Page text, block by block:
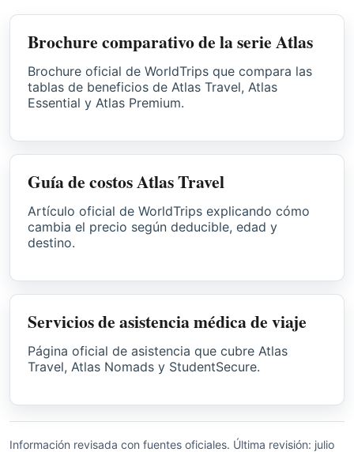
Brochure comparativo de la serie Atlas
Brochure oficial de WorldTrips que compara las
tablas de beneficios de Atlas Travel, Atlas
Essential y Atlas Premium.
Guía de costos Atlas Travel
Artículo oficial de WorldTrips explicando cómo
cambia el precio según deducible, edad y
destino.
Servicios de asistencia médica de viaje
Página oficial de asistencia que cubre Atlas
Travel, Atlas Nomads y StudentSecure.
Información revisada con fuentes oficiales. Última revisión: julio